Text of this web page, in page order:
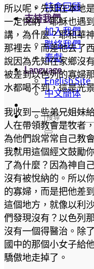
特會回顧
支持我們
加入我們
聯絡我們
奉獻
Language
English Site
中文簡体
所以呢，先知在本地
一定悅納。耶穌也遇
講，為什麼？耶和華
那裡去，而差他去了
說因為先知在家鄉沒
被差到以色列的寡婦
水都喝不到，這是光
我收到一些弟兄姐妹
人在帶領教會是牧者
為他們說常常自己教
我就用這個經文鼓勵
了為什麼？因為神自
沒有被悅納的。所以
的寡婦，而是把他差
這個地方，就像以利
們發現沒有？以色列
沒有一個得醫治。除
國中的那個小女子給
驕傲地走掉了。